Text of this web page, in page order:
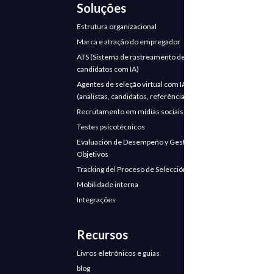
Soluções
Estrutura organizacional
Marca e atração do empregador
ATS (Sistema de rastreamento de
candidatos com IA)
Agentes de seleção virtual com IA
(analistas, candidatos, referências)
Recrutamento em mídias sociais
Testes psicotécnicos
Evaluación de Desempeño y Gestión de
Objetivos
Tracking del Proceso de Selección
Mobilidade interna
Integrações
Recursos
Livros eletrônicos e guias
blog